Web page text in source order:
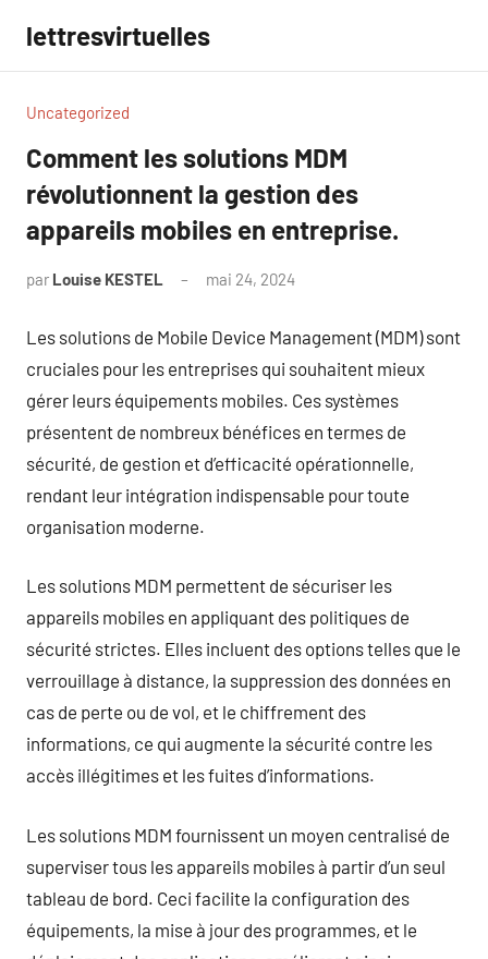
contenu
lettresvirtuelles
Uncategorized
Comment les solutions MDM
révolutionnent la gestion des
appareils mobiles en entreprise.
par Louise KESTEL mai 24, 2024
Les solutions de Mobile Device Management (MDM) sont
cruciales pour les entreprises qui souhaitent mieux
gérer leurs équipements mobiles. Ces systèmes
présentent de nombreux bénéfices en termes de
sécurité, de gestion et d’efficacité opérationnelle,
rendant leur intégration indispensable pour toute
organisation moderne.
Les solutions MDM permettent de sécuriser les
appareils mobiles en appliquant des politiques de
sécurité strictes. Elles incluent des options telles que le
verrouillage à distance, la suppression des données en
cas de perte ou de vol, et le chiffrement des
informations, ce qui augmente la sécurité contre les
accès illégitimes et les fuites d’informations.
Les solutions MDM fournissent un moyen centralisé de
superviser tous les appareils mobiles à partir d’un seul
tableau de bord. Ceci facilite la configuration des
équipements, la mise à jour des programmes, et le